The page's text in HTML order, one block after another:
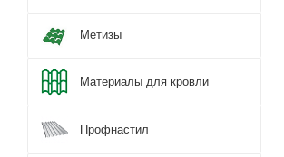
Метизы
Материалы для кровли
Профнастил